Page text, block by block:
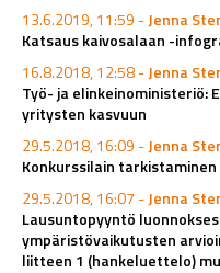
13.6.2019, 11:59 -Jenna
Katsaus kaivosalaan -
16.8.2018, 12:58 -Jenna
Työ- ja elinkeinoministeriö:
yritysten kasvuun
29.5.2018, 16:09 -Jenna
Konkurssilain tarkistaminen
29.5.2018, 16:07 -Jenna
Lausuntopyyntö
ympäristövaikutusten
liitteen 1 (hankeluettelo)